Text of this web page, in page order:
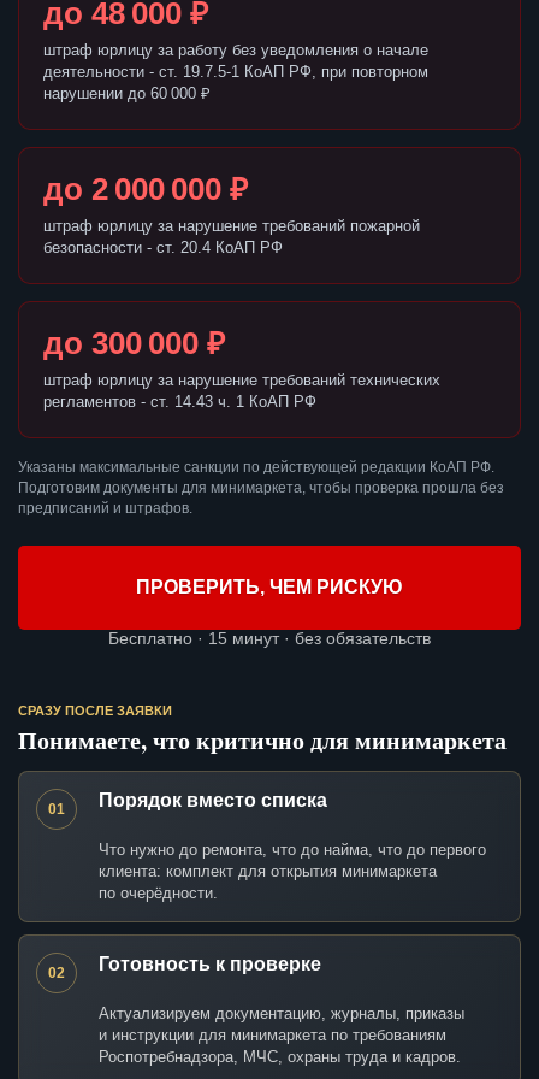
до 48 000 ₽
штраф юрлицу за работу без уведомления о начале
деятельности - ст. 19.7.5-1 КоАП РФ, при повторном
нарушении до 60 000 ₽
до 2 000 000 ₽
штраф юрлицу за нарушение требований пожарной
безопасности - ст. 20.4 КоАП РФ
до 300 000 ₽
штраф юрлицу за нарушение требований технических
регламентов - ст. 14.43 ч. 1 КоАП РФ
Указаны максимальные санкции по действующей редакции КоАП РФ.
Подготовим документы для минимаркета, чтобы проверка прошла без
предписаний и штрафов.
ПРОВЕРИТЬ, ЧЕМ РИСКУЮ
Бесплатно · 15 минут · без обязательств
СРАЗУ ПОСЛЕ ЗАЯВКИ
Понимаете, что критично для минимаркета
01 Порядок вместо списка
Что нужно до ремонта, что до найма, что до первого
клиента: комплект для открытия минимаркета
по очерёдности.
02 Готовность к проверке
Актуализируем документацию, журналы, приказы
и инструкции для минимаркета по требованиям
Роспотребнадзора, МЧС, охраны труда и кадров.